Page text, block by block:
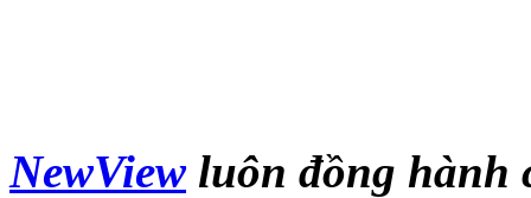
NewViewluôn đồng hành